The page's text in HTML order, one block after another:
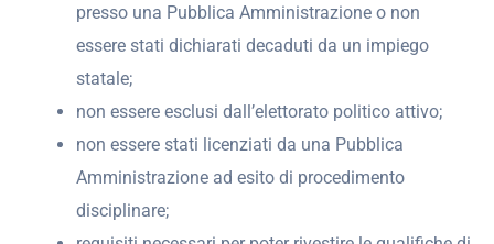
presso una Pubblica Amministrazione o non
essere stati dichiarati decaduti da un impiego
statale;
non essere esclusi dall’elettorato politico attivo;
non essere stati licenziati da una Pubblica
Amministrazione ad esito di procedimento
disciplinare;